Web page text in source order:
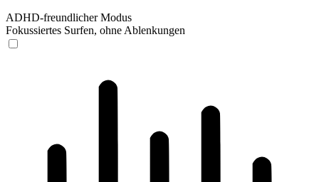
ADHD-freundlicher Modus
Fokussiertes Surfen, ohne Ablenkungen